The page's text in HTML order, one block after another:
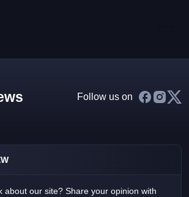
Follow us on
about our site? Share your opinion with